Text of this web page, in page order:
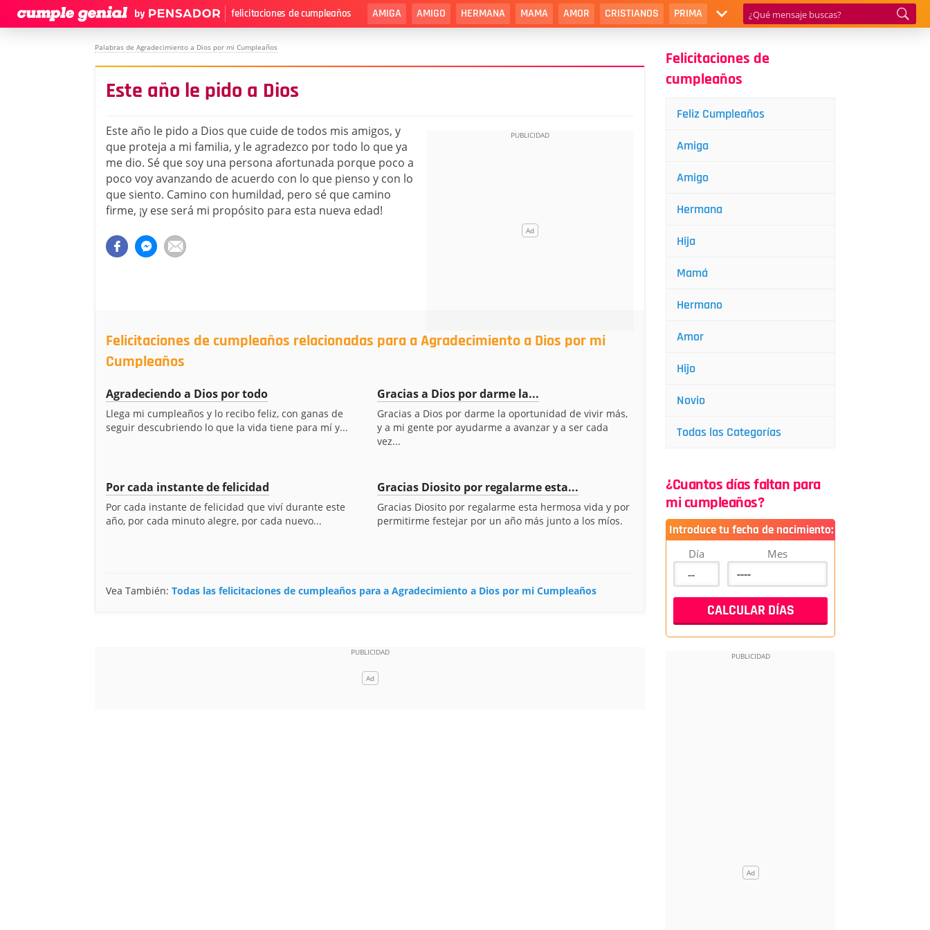
felicitaciones de cumpleaños AMIGA AMIGO HERMANA MAMA AMOR CRISTIANOS PRIMA
Palabras de Agradecimiento a Dios por mi Cumpleaños
Este año le pido a Dios
Este año le pido a Dios que cuide de todos mis amigos, y
que proteja a mi familia, y le agradezco por todo lo que ya
me dio. Sé que soy una persona afortunada porque poco a
poco voy avanzando de acuerdo con lo que pienso y con lo
que siento. Camino con humildad, pero sé que camino
firme, ¡y ese será mi propósito para esta nueva edad!
Felicitaciones de cumpleaños relacionadas para a Agradecimiento a Dios por mi
Cumpleaños
Agradeciendo a Dios por todo
Llega mi cumpleaños y lo recibo feliz, con ganas de
seguir descubriendo lo que la vida tiene para mí y...
Gracias a Dios por darme la...
Gracias a Dios por darme la oportunidad de vivir más,
y a mi gente por ayudarme a avanzar y a ser cada
vez...
Por cada instante de felicidad
Por cada instante de felicidad que viví durante este
año, por cada minuto alegre, por cada nuevo...
Gracias Diosito por regalarme esta...
Gracias Diosito por regalarme esta hermosa vida y por
permitirme festejar por un año más junto a los míos.
Vea También: Todas las felicitaciones de cumpleaños para a Agradecimiento a Dios por mi Cumpleaños
Felicitaciones de
cumpleaños
Feliz Cumpleaños
Amiga
Amigo
Hermana
Hija
Mamá
Hermano
Amor
Hijo
Novio
Todas las Categorías
¿Cuantos días faltan para
mi cumpleaños?
Introduce tu fecha de nacimiento:
Día Mes